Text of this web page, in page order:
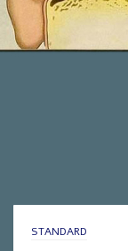
STANDARD